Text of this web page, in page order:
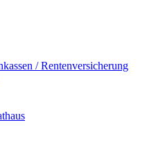
/ Rentenversicherung